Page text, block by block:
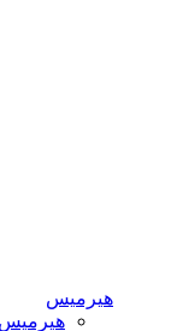
هيرميس
هيرميس